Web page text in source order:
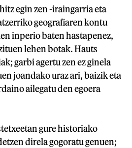
egin zen -iraingarria eta
geografiaren kontu
inperio baten hastapenez,
lehen botak. Hauts
garbi agertu zen ez ginela
joandako uraz ari, baizik eta
ailegatu den egoera
gure historiako
direla gogoratu genuen;